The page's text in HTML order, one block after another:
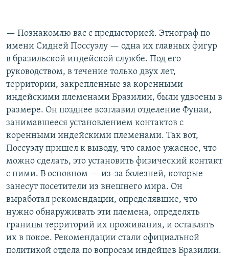
— Познакомлю вас с предысторией. Этнограф по
имени Сидней Поссуэлу — одна их главных фигур
в бразильской индейской службе. Под его
руководством, в течение только двух лет,
территории, закрепленные за коренными
индейскими племенами Бразилии, были удвоены в
размере. Он позднее возглавил отделение Фунаи,
занимавшееся установлением контактов с
коренными индейскими племенами. Так вот,
Поссуэлу пришел к выводу, что самое ужасное, что
можно сделать, это установить физический контакт
с ними. В основном — из-за болезней, которые
занесут посетители из внешнего мира. Он
выработал рекомендации, определявшие, что
нужно обнаруживать эти племена, определять
границы территорий их проживания, и оставлять
их в покое. Рекомендации стали официальной
политикой отдела по вопросам индейцев Бразилии.